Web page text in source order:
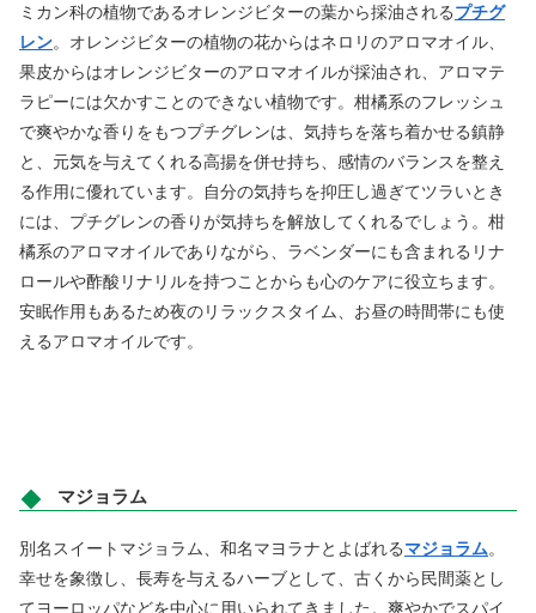
ミカン科の植物であるオレンジビターの葉から採油されるプチグ
レン。オレンジビターの植物の花からはネロリのアロマオイル、
果皮からはオレンジビターのアロマオイルが採油され、アロマテ
ラピーには欠かすことのできない植物です。柑橘系のフレッシュ
で爽やかな香りをもつプチグレンは、気持ちを落ち着かせる鎮静
と、元気を与えてくれる高揚を併せ持ち、感情のバランスを整え
る作用に優れています。自分の気持ちを抑圧し過ぎてツラいとき
には、プチグレンの香りが気持ちを解放してくれるでしょう。柑
橘系のアロマオイルでありながら、ラベンダーにも含まれるリナ
ロールや酢酸リナリルを持つことからも心のケアに役立ちます。
安眠作用もあるため夜のリラックスタイム、お昼の時間帯にも使
えるアロマオイルです。
マジョラム
別名スイートマジョラム、和名マヨラナとよばれるマジョラム。
幸せを象徴し、長寿を与えるハーブとして、古くから民間薬とし
てヨーロッパなどを中心に用いられてきました。爽やかでスパイ